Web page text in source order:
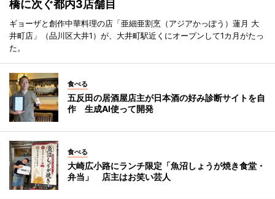
橋に次ぐ都内3店舗目
ギョーザと創作中華料理の店「亜細亜割烹（アジアかっぽう）蓮月 大
井町店」（品川区大井1）が、大井町駅近くにオープンして1カ月がたっ
た。
食べる
五反田の居酒屋店主が日本酒の好み診断サイトを自
作 生成AI使って開発
食べる
大崎広小路にランチ限定「魚沼しょうが焼き食堂・
弁当」 店主はお笑い芸人